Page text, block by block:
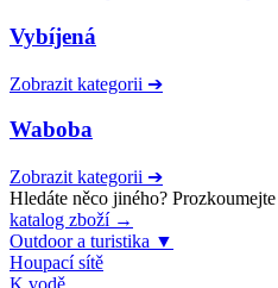
Vybíjená
Zobrazit kategorii ➔
Waboba
Zobrazit kategorii ➔
Hledáte něco jiného?
katalog zboží →
Outdoor a turistika ▼
Houpací sítě